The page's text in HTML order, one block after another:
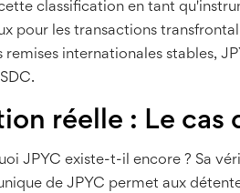
classification en tant
pour les transactions
remises internationales stables,
réelle : Le cas
JPYC existe-t-il encore ? Sa
de JPYC permet aux